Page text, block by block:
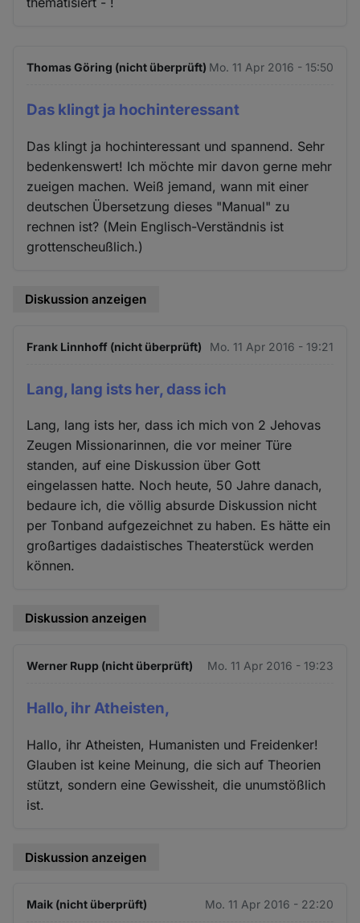
Thomas Göring (nicht überprüft) Mo. 11 Apr 2016 - 15:50
Das klingt ja hochinteressant
Das klingt ja hochinteressant und spannend. Sehr
bedenkenswert! Ich möchte mir davon gerne mehr
zueigen machen. Weiß jemand, wann mit einer
deutschen Übersetzung dieses "Manual" zu
rechnen ist? (Mein Englisch-Verständnis ist
grottenscheußlich.)
Diskussion anzeigen
Frank Linnhoff (nicht überprüft) Mo. 11 Apr 2016 - 19:21
Lang, lang ists her, dass ich
Lang, lang ists her, dass ich mich von 2 Jehovas
Zeugen Missionarinnen, die vor meiner Türe
standen, auf eine Diskussion über Gott
eingelassen hatte. Noch heute, 50 Jahre danach,
bedaure ich, die völlig absurde Diskussion nicht
per Tonband aufgezeichnet zu haben. Es hätte ein
großartiges dadaistisches Theaterstück werden
können.
Diskussion anzeigen
Werner Rupp (nicht überprüft) Mo. 11 Apr 2016 - 19:23
Hallo, ihr Atheisten,
Hallo, ihr Atheisten, Humanisten und Freidenker!
Glauben ist keine Meinung, die sich auf Theorien
stützt, sondern eine Gewissheit, die unumstößlich
ist.
Diskussion anzeigen
Maik (nicht überprüft) Mo. 11 Apr 2016 - 22:20